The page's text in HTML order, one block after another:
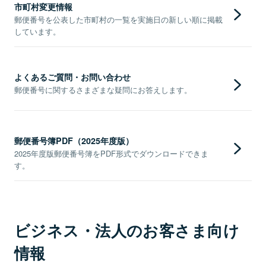
市町村変更情報
郵便番号を公表した市町村の一覧を実施日の新しい順に掲載
しています。
よくあるご質問・お問い合わせ
郵便番号に関するさまざまな疑問にお答えします。
郵便番号簿PDF（2025年度版）
2025年度版郵便番号簿をPDF形式でダウンロードできま
す。
ビジネス・法人のお客さま向け
情報